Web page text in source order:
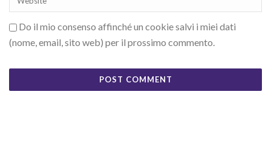
Do il mio consenso affinché un cookie salvi i miei dati
(nome, email, sito web) per il prossimo commento.